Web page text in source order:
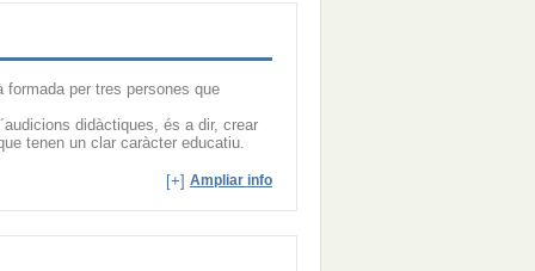
formada per tres persones que
didàctiques, és a dir, crear
tenen un clar caràcter educatiu.
[+] Ampliar info